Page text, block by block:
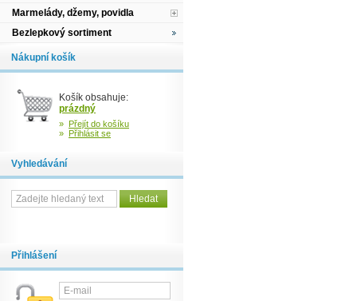
Marmelády, džemy, povidla
Bezlepkový sortiment
Nákupní košík
Košík obsahuje:
prázdný
» Přejít do košíku
» Přihlásit se
Vyhledávání
Přihlášení